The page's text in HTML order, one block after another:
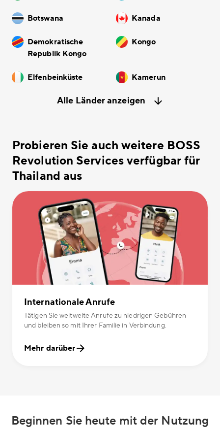
Botswana Kanada
Demokratische
Republik Kongo
Kongo
Elfenbeinküste Kamerun
Alle Länder anzeigen
Probieren Sie auch weitere BOSS
Revolution Services verfügbar für
Thailand aus
Internationale Anrufe
Tätigen Sie weltweite Anrufe zu niedrigen Gebühren
und bleiben so mit Ihrer Familie in Verbindung.
Mehr darüber
Beginnen Sie heute mit der Nutzung